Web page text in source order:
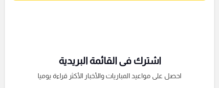
اشترك فى القائمة البريدية
احصل على مواعيد المباريات والأخبار الأكثر قراءة يوميا